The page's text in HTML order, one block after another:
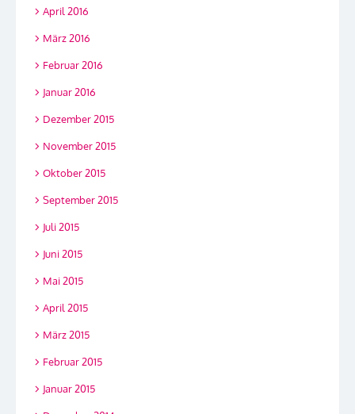
April 2016
März 2016
Februar 2016
Januar 2016
Dezember 2015
November 2015
Oktober 2015
September 2015
Juli 2015
Juni 2015
Mai 2015
April 2015
März 2015
Februar 2015
Januar 2015